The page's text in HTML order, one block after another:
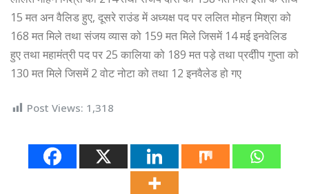
15 मत अन वैलिड हुए, दूसरे राउंड में अध्यक्ष पद पर ललित मोहन मिश्रा को
168 मत मिले तथा संजय व्यास को 159 मत मिले जिसमें 14 मई इनवेलिड
हुए तथा महामंत्री पद पर 25 कालिया को 189 मत पड़े तथा प्रदीीप गुप्ता को
130 मत मिले जिसमें 2 वोट नोटा को तथा 12 इनवैलेड हो गए
Post Views: 1,318